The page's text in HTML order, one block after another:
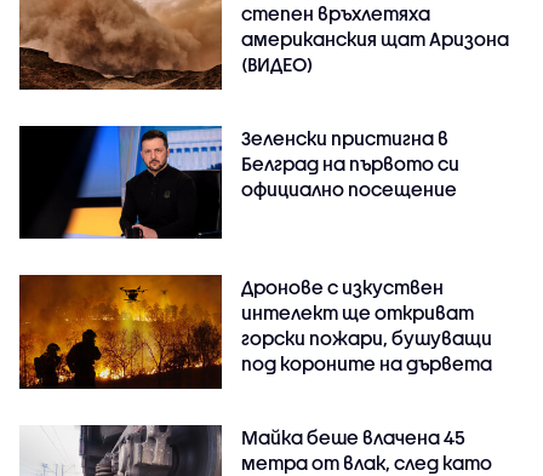
степен връхлетяха
американския щат Аризона
(ВИДЕО)
Зеленски пристигна в
Белград на първото си
официално посещение
Дронове с изкуствен
интелект ще откриват
горски пожари, бушуващи
под короните на дървета
Майка беше влачена 45
метра от влак, след като